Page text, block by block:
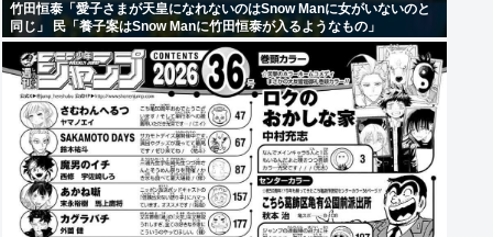
竹田恒泰「愛子さまが天皇になれないのはSnow Manに女がいないのと
同じ」 民「養子案はSnow Manに竹田恒泰が入るようなもの」